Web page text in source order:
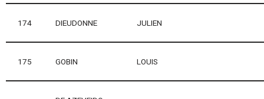
174 DIEUDONNE JULIEN
175 GOBIN LOUIS